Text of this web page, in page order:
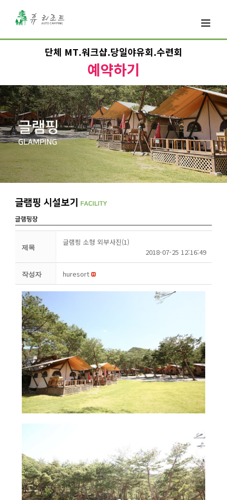
단체 MT.워크샵.당일야유회.수련회
예약하기
제목
글램핑 소형 외부사진(1)
2018-07-25 12:16:49
작성자 huresort